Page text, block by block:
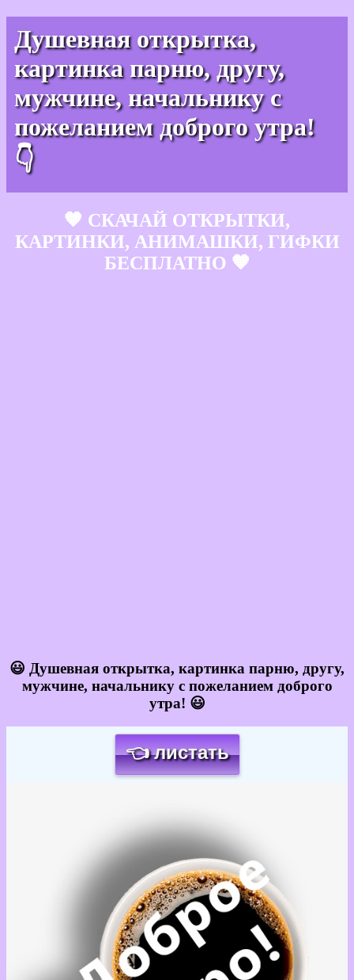
Душевная открытка,
картинка парню, другу,
мужчине, начальнику с
пожеланием доброго утра!
👇
🧡 СКАЧАЙ ОТКРЫТКИ,
КАРТИНКИ, АНИМАШКИ, ГИФКИ
БЕСПЛАТНО 🧡
😃 Душевная открытка, картинка парню, другу,
мужчине, начальнику с пожеланием доброго
утра! 😃
👈 листать